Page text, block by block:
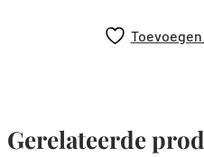
Gerelateerde